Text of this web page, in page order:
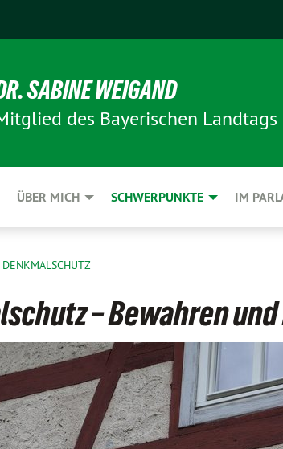
SABINE WEIGAND
des Bayerischen Landtags
ÜBER MICH SCHWERPUNKTE IM
DENKMALSCHUTZ
– Bewahren